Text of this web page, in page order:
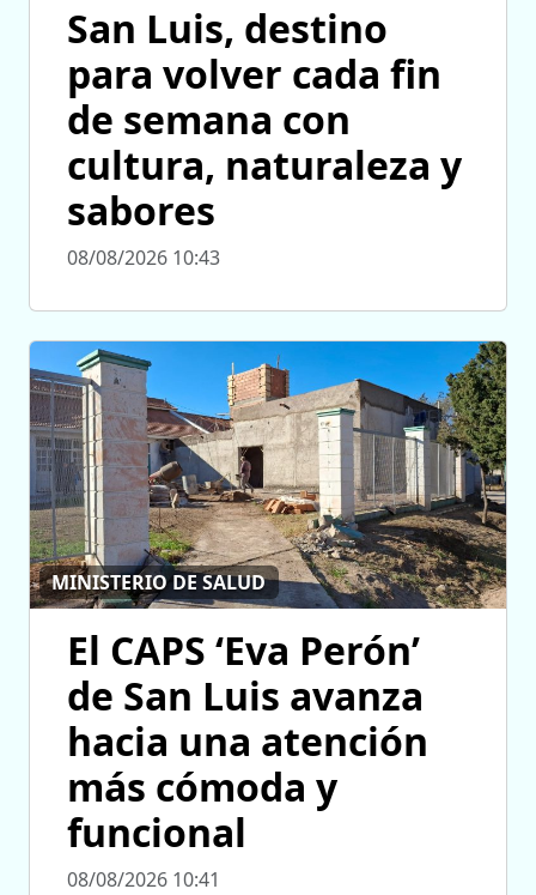
San Luis, destino
para volver cada fin
de semana con
cultura, naturaleza y
sabores
08/08/2026 10:43
MINISTERIO DE SALUD
El CAPS ‘Eva Perón’
de San Luis avanza
hacia una atención
más cómoda y
funcional
08/08/2026 10:41